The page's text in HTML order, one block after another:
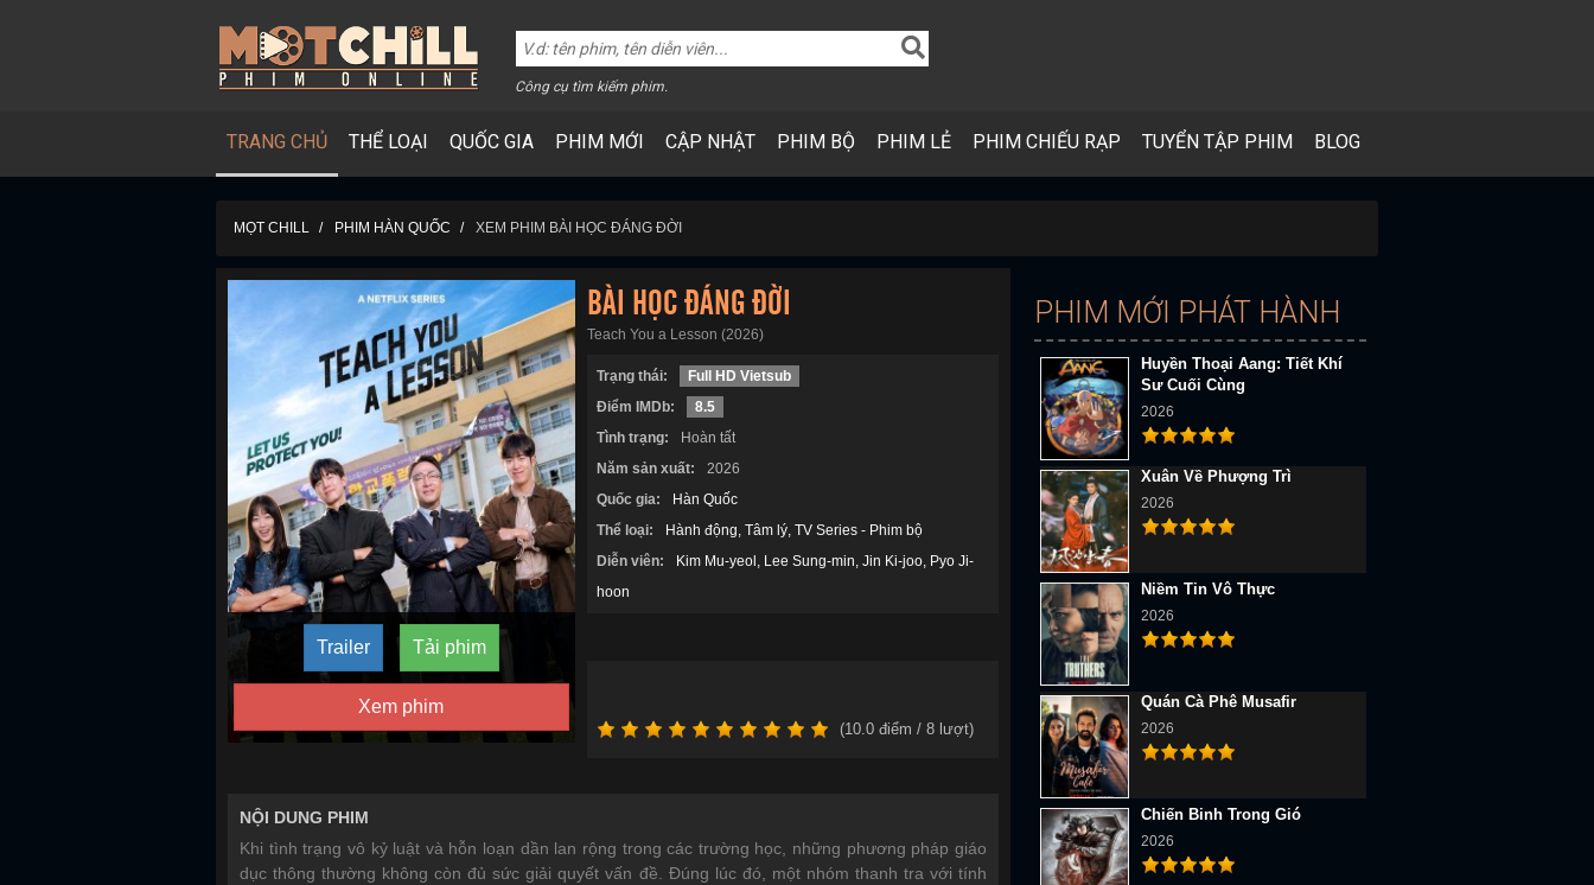
Công cụ tìm kiếm phim.
TRANG CHỦ THỂ LOẠI QUỐC GIA PHIM MỚI CẬP NHẬT PHIM BỘ PHIM LẺ PHIM CHIẾU RẠP TUYỂN TẬP PHIM BLOG
MỌT CHILL PHIM HÀN QUỐC XEM PHIM BÀI HỌC ĐÁNG ĐỜI
Trailer Tải phim
Xem phim
BÀI HỌC ĐÁNG ĐỜI
Teach You a Lesson (2026)
Trạng thái:
Full HD Vietsub
Điểm IMDb:
8.5
Tình trạng:
Hoàn tất
Năm sản xuất:
2026
Quốc gia:
Hàn Quốc
Thể loại:
Hành động Tâm lý TV Series - Phim bộ
Diễn viên:
Kim Mu-yeol Lee Sung-min Jin Ki-joo
Pyo Ji-
hoon
(10.0điểm / 8lượt)
NỘI DUNG PHIM
Khi tình trạng vô kỷ luật và hỗn loạn dần lan rộng trong các trường học, những phương pháp giáo
dục thông thường không còn đủ sức giải quyết vấn đề. Đúng lúc đó, một nhóm thanh tra với tính
PHIM MỚI PHÁT HÀNH
Huyền Thoại Aang: Tiết Khí
Sư Cuối Cùng
2026
Xuân Về Phượng Trì
2026
Niềm Tin Vô Thực
2026
Quán Cà Phê Musafir
2026
Chiến Binh Trong Gió
2026